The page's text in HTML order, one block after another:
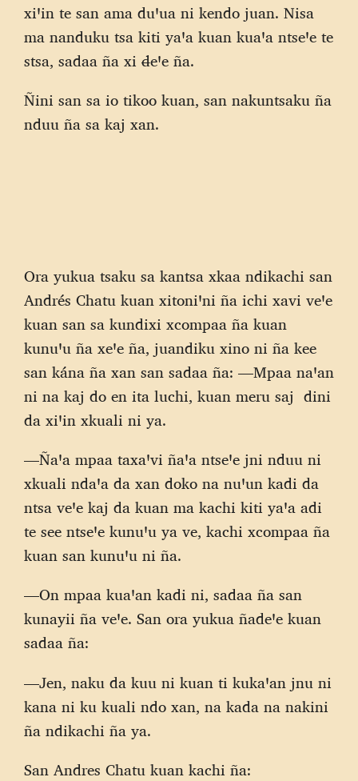
xiꞌin te san ama duꞌua ni kendo juan. Nisa
ma nanduku tsa kiti yaꞌa kuan kuaꞌa ntseꞌe te
stsa, sadaa ña xi đeꞌe ña.
Ñini san sa io tikoo kuan, san nakuntsaku ña
nduu ña sa kaj xan.
Ora yukua tsaku sa kantsa xkaa ndikachi san
Andrés Chatu kuan xitoniꞌni ña ichi xavi veꞌe
kuan san sa kundixi xcompaa ña kuan
kunuꞌu ña xeꞌe ña, juandiku xino ni ña kee
san kána ña xan san sadaa ña: —Mpaa naꞌan
ni na kaj do en ita luchi, kuan meru saj dini
da xiꞌin xkuali ni ya.
—Ñaꞌa mpaa taxaꞌvi ñaꞌa ntseꞌe jni nduu ni
xkuali ndaꞌa da xan doko na nuꞌun kadi da
ntsa veꞌe kaj da kuan ma kachi kiti yaꞌa adi
te see ntseꞌe kunuꞌu ya ve, kachi xcompaa ña
kuan san kunuꞌu ni ña.
—On mpaa kuaꞌan kadi ni, sadaa ña san
kunayii ña veꞌe. San ora yukua ñadeꞌe kuan
sadaa ña:
—Jen, naku da kuu ni kuan ti kukaꞌan jnu ni
kana ni ku kuali ndo xan, na kada na nakini
ña ndikachi ña ya.
San Andres Chatu kuan kachi ña: